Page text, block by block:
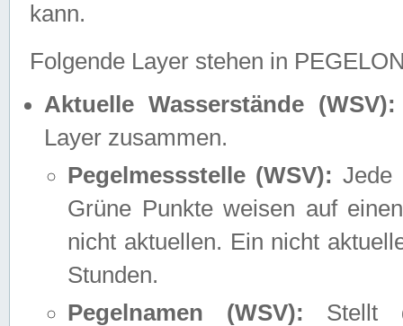
kann.
Folgende Layer stehen in
Aktuelle Wasserstände (WSV):
Layer zusammen.
Pegelmessstelle (WSV): Jede
Grüne Punkte weisen auf
nicht aktuellen. Ein nicht
Stunden.
Pegelnamen (WSV): Stellt